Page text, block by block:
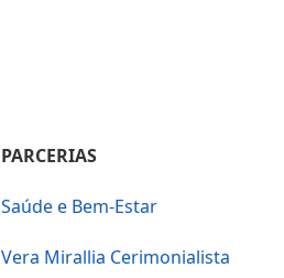
PARCERIAS
Saúde e Bem-Estar
Vera Mirallia Cerimonialista